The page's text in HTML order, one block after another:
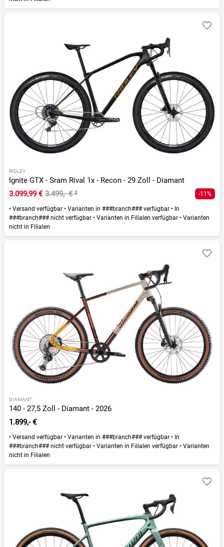
RIDLEY
Ignite GTX - Sram Rival 1x - Recon - 29 Zoll - Diamant
3.099,99 € 3.499,- €² -11%
• Versand verfügbar • Varianten in ###branch### verfügbar • In
###branch### nicht verfügbar • Varianten in Filialen verfügbar • Varianten
nicht in Filialen
DIAMANT
140 - 27,5 Zoll - Diamant - 2026
1.899,- €
• Versand verfügbar • Varianten in ###branch### verfügbar • In
###branch### nicht verfügbar • Varianten in Filialen verfügbar • Varianten
nicht in Filialen